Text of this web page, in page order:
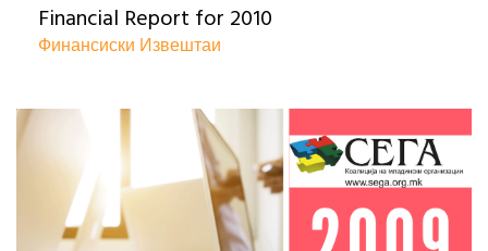
Financial Report for 2010
Финансиски Извештаи